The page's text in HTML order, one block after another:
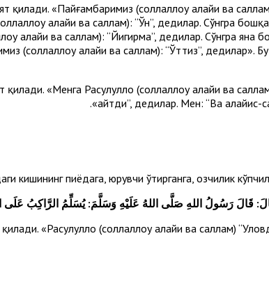
«Пайғамбаримиз (соллаллоҳу алайҳи ва
алайҳи ва саллам): “Ўн”, дедилар. Сўнгра
алайҳи ва саллам): “Йигирма”, дедилар. Сўнгра
(соллаллоҳу алайҳи ва саллам): “Ўттиз”,
«Менга Расулуллоҳ (соллаллоҳу алайҳи ва
айтди”, дедилар. Мен: “Ва алайҳис-
кишининг пиёдага, юрувчи ўтирганга, озчилик
قَالَ رَسُولُ اللهِ صَلَّى اللهُ عَلَيْهِ وَسَلَّمَ: يُسَلِّمُ الرَّاكِبُ عَلَى
«Расулуллоҳ (соллаллоҳу алайҳи ва саллам)